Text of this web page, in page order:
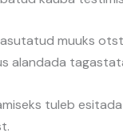
muuks
alandada
tuleb